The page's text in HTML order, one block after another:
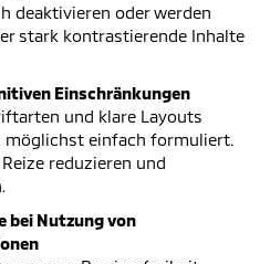
deaktivieren oder werden
stark kontrastierende Inhalte
Einschränkungen
und klare Layouts
möglichst einfach formuliert.
reduzieren und
bei Nutzung von